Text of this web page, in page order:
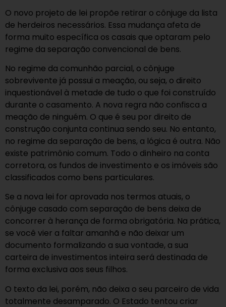
O novo projeto de lei propõe retirar o cônjuge da lista
de herdeiros necessários. Essa mudança afeta de
forma muito específica os casais que optaram pelo
regime da separação convencional de bens.
No regime da comunhão parcial, o cônjuge
sobrevivente já possui a meação, ou seja, o direito
inquestionável à metade de tudo o que foi construído
durante o casamento. A nova regra não confisca a
meação de ninguém. O que é seu por direito de
construção conjunta continua sendo seu. No entanto,
no regime da separação de bens, a lógica é outra. Não
existe patrimônio comum. Todo o dinheiro na conta
corretora, os fundos de investimento e os imóveis são
classificados como bens particulares.
Se a nova lei for aprovada nos termos atuais, o
cônjuge casado com separação de bens deixa de
concorrer à herança de forma obrigatória. Na prática,
se você vier a faltar amanhã e não deixar um
documento formalizando a sua vontade, a sua
carteira de investimentos inteira será destinada de
forma exclusiva aos seus filhos.
O texto da lei, porém, não deixa o seu parceiro de vida
totalmente desamparado. O Estado tentou criar